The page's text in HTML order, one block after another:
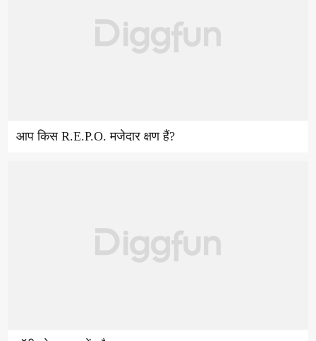
आप किस R.E.P.O. मजेदार क्षण हैं?